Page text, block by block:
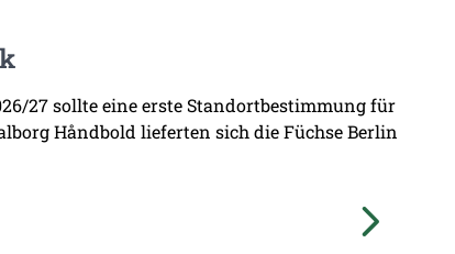
27 sollte eine erste Standortbestimmung für
Håndbold lieferten sich die Füchse Berlin